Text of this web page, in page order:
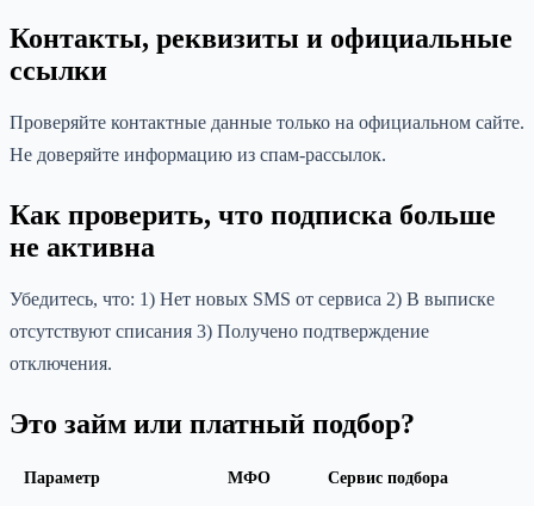
Контакты, реквизиты и официальные
ссылки
Проверяйте контактные данные только на официальном сайте.
Не доверяйте информацию из спам-рассылок.
Как проверить, что подписка больше
не активна
Убедитесь, что: 1) Нет новых SMS от сервиса 2) В выписке
отсутствуют списания 3) Получено подтверждение
отключения.
Это займ или платный подбор?
Параметр МФО Сервис подбора